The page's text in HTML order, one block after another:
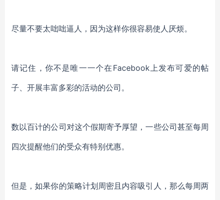
尽量不要太咄咄逼人，因为这样你很容易使人厌烦。
请记住，你不是唯一一个在Facebook上发布可爱的帖
子、开展丰富多彩的活动的公司。
数以百计的公司对这个假期寄予厚望，一些公司甚至每周
四次提醒他们的受众有特别优惠。
但是，如果你的策略计划周密且内容吸引人，那么每周两